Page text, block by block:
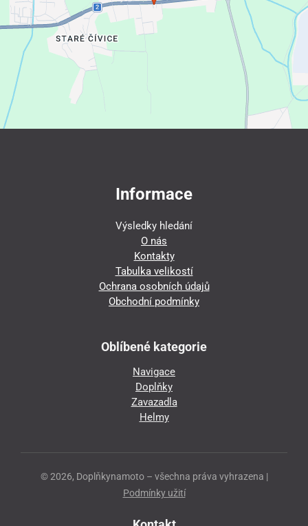
Informace
Výsledky hledání
O nás
Kontakty
Tabulka velikostí
Ochrana osobních údajů
Obchodní podmínky
Oblíbené kategorie
Navigace
Doplňky
Zavazadla
Helmy
© 2026, Doplňkynamoto – všechna práva vyhrazena |
Podmínky užití